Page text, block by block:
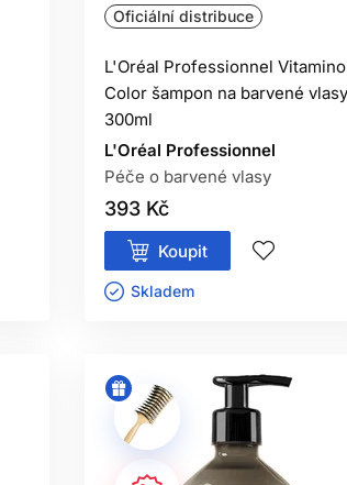
Oficiální distribuce
L'Oréal Professionnel Vitamino
Color šampon na barvené vlasy
300ml
L'Oréal Professionnel
Péče o barvené vlasy
393 Kč
Koupit
Skladem ㅤ